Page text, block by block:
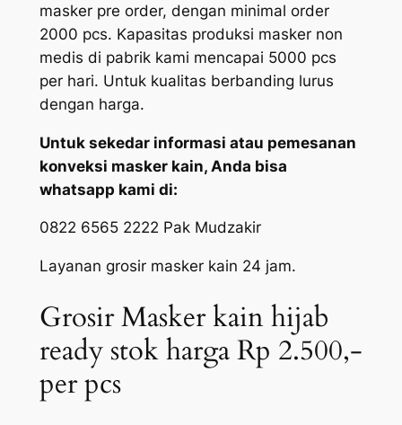
masker pre order, dengan minimal order
2000 pcs. Kapasitas produksi masker non
medis di pabrik kami mencapai 5000 pcs
per hari. Untuk kualitas berbanding lurus
dengan harga.
Untuk sekedar informasi atau pemesanan
konveksi masker kain, Anda bisa
whatsapp kami di:
0822 6565 2222 Pak Mudzakir
Layanan grosir masker kain 24 jam.
Grosir Masker kain hijab
ready stok harga Rp 2.500,-
per pcs